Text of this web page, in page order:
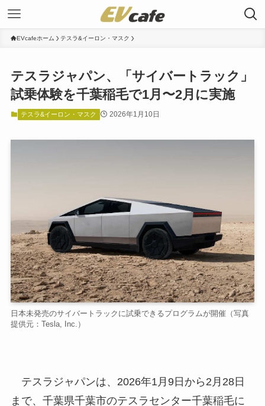
EVcafeホーム テスラ&イーロン・マスク
テスラジャパン、「サイバートラック」
試乗体験を千葉稲毛で1月〜2月に実施
テスラ&イーロン・マスク 2026年1月10日
日本未発売のサイバートラックに試乗できるプログラムが開催（写真
提供元：Tesla, Inc.）
テスラジャパンは、2026年1月9日から2月28日
まで、千葉県千葉市のテスラセンター千葉稲毛に